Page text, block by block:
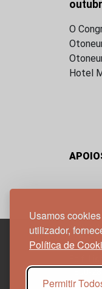
Usamos
utilizador,
Política de
Permitir
O
Hotel
1800-
21 850